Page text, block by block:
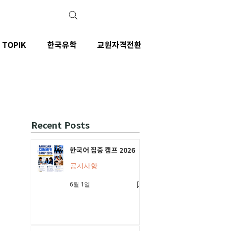
Recent Posts
한국어 집중 캠프 2026
공지사항
6월 1일
TOPIK 한국유학 교원자격전환